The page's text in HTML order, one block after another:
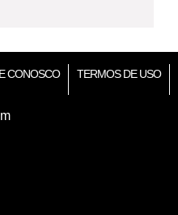
CONOSCO TERMOS DE USO